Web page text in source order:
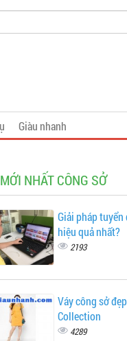
Giàu nhanh
NHẤT CÔNG SỞ
Giải pháp
hiệu quả nhất?
2193
Váy công sở
Collection
4289